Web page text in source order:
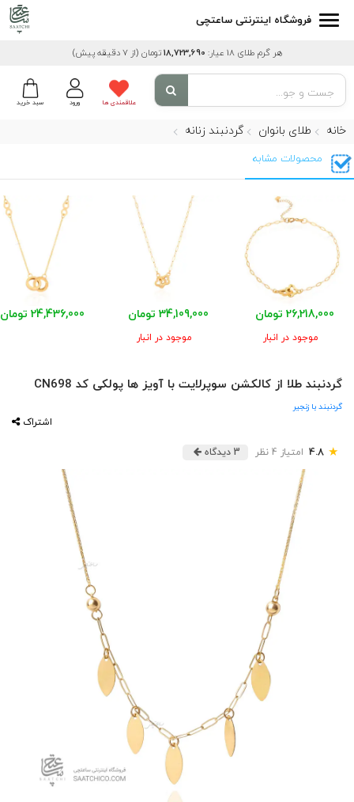
فروشگاه اینترنتی ساعتچی
هر گرم طلای 18 عیار: 18,723,690تومان (از 7 دقیقه پیش)
سبد خرید ورود علاقمندی ها
خانه طلای بانوان گردنبند زنانه
محصولات مشابه
26,218,000 تومان
موجود در انبار
34,109,000 تومان
موجود در انبار
24,436,000 تومان
گردنبند طلا از کالکشن سوپرلایت با آویز ها پولکی کد CN698
گردنبند با زنجیر
اشتراک
★
4.8 امتیاز 4 نظر 3 دیدگاه